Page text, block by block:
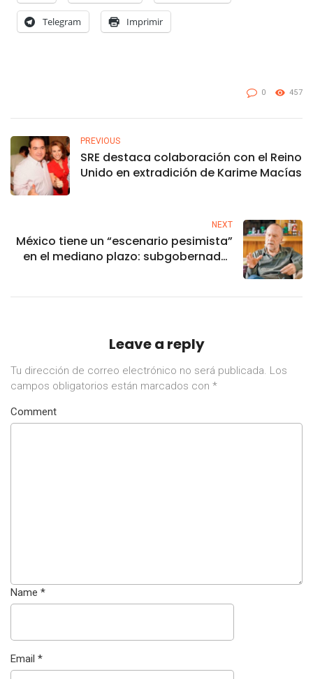
Telegram Imprimir
0 457
PREVIOUS
SRE destaca colaboración con el Reino
Unido en extradición de Karime Macías
NEXT
México tiene un “escenario pesimista”
en el mediano plazo: subgobernador
Leave a reply
Tu dirección de correo electrónico no será publicada. Los
campos obligatorios están marcados con *
Comment
Name *
Email *